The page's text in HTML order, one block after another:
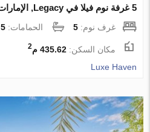
5 غرفة نوم فيلا في Legacy, الإمارات العربية المتحدة رقم 11348
غرف نوم:5 الحمامات:5
مكان السكن:435.62 م 2
Luxe Haven